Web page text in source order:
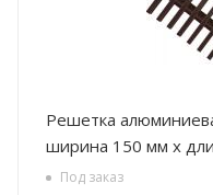
Решетка алюминиевая , цвет бронза РРА,
ширина 150 мм х
Под заказ